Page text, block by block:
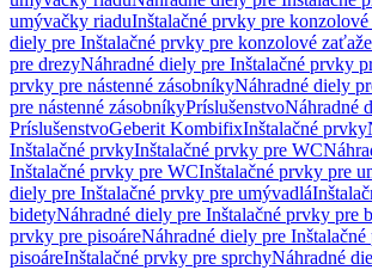
umývačky riaduInštalačné prvky pre
diely pre Inštalačné prvky pre konzolové
pre drezyNáhradné diely pre Inštalačné prvky
prvky pre nástenné zásobníkyNáhradné diely
pre nástenné zásobníkyPríslušenstvoNáhradné
PríslušenstvoGeberit KombifixInštalačné prvky
Inštalačné prvkyInštalačné prvky pre WC
Inštalačné prvky pre WCInštalačné prvky pre
diely pre Inštalačné prvky pre umývadlá
bidetyNáhradné diely pre Inštalačné prvky pre
prvky pre pisoáreNáhradné diely pre
pisoáreInštalačné prvky pre sprchyNáhradné